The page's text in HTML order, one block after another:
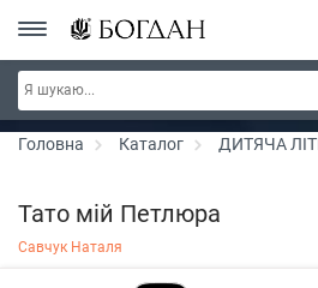
РОЗПРОДАЖ ~ 150 грн ~ 200 грн ~ 250 грн
300 грн ~ РОЗПРОДАЖ
Головна Каталог ДИТЯЧА
Тато мій Петлюра
Савчук Наталя